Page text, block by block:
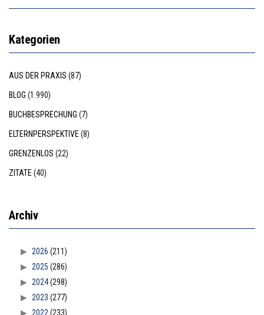
Kategorien
AUS DER PRAXIS (87)
BLOG (1.990)
BUCHBESPRECHUNG (7)
ELTERNPERSPEKTIVE (8)
GRENZENLOS (22)
ZITATE (40)
Archiv
2026 (211)
2025 (286)
2024(298)
2023 (277)
2022 (233)